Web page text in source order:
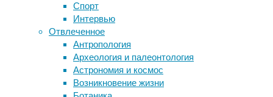
Спорт
Интервью
Отвлеченное
Антропология
Археология и палеонтология
Астрономия и космос
Возникновение жизни
тратить
охоту
меньше
времени
сравнению
Метки
ДНК бактерии биология
биотехнология вирусы
генетика дети